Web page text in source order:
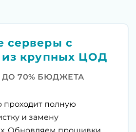
серверы с
из крупных ЦОД
70% БЮДЖЕТА
проходит полную
и замену